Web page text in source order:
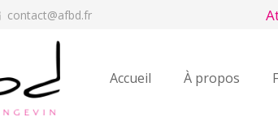
contact@afbd.fr
Accueil À propos